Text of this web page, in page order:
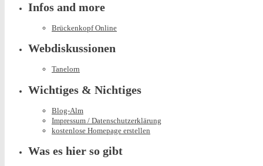
Infos and more
Brückenkopf Online
Webdiskussionen
Tanelorn
Wichtiges & Nichtiges
Blog-Alm
Impressum / Datenschutzerklärung
kostenlose Homepage erstellen
Was es hier so gibt